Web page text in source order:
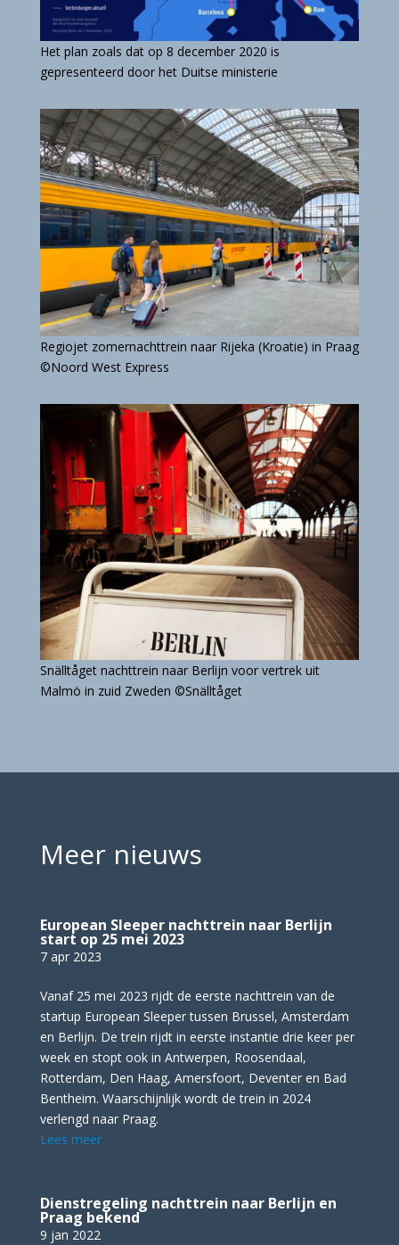
Het plan zoals dat op 8 december 2020 is
gepresenteerd door het Duitse ministerie
Regiojet zomernachttrein naar Rijeka (Kroatie) in Praag
©Noord West Express
Snälltåget nachttrein naar Berlijn voor vertrek uit
Malmö in zuid Zweden ©Snälltåget
Meer nieuws
European Sleeper nachttrein naar Berlijn
start op 25 mei 2023
7 apr 2023
Vanaf 25 mei 2023 rijdt de eerste nachttrein van de
startup European Sleeper tussen Brussel, Amsterdam
en Berlijn. De trein rijdt in eerste instantie drie keer per
week en stopt ook in Antwerpen, Roosendaal,
Rotterdam, Den Haag, Amersfoort, Deventer en Bad
Bentheim. Waarschijnlijk wordt de trein in 2024
verlengd naar Praag.
Lees meer
Dienstregeling nachttrein naar Berlijn en
Praag bekend
9 jan 2022